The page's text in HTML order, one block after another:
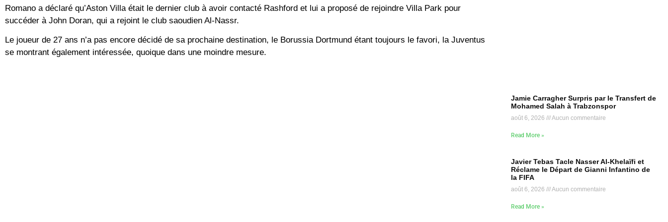
Romano a déclaré qu’Aston Villa était le dernier club à avoir contacté Rashford et lui a proposé de rejoindre Villa Park pour
succéder à John Doran, qui a rejoint le club saoudien Al-Nassr.
Le joueur de 27 ans n’a pas encore décidé de sa prochaine destination, le Borussia Dortmund étant toujours le favori, la Juventus
se montrant également intéressée, quoique dans une moindre mesure.
Jamie Carragher Surpris par le Transfert de
Mohamed Salah à Trabzonspor
août 6, 2026 Aucun commentaire
Read More »
Javier Tebas Tacle Nasser Al-Khelaïfi et
Réclame le Départ de Gianni Infantino de
la FIFA
août 6, 2026 Aucun commentaire
Read More »